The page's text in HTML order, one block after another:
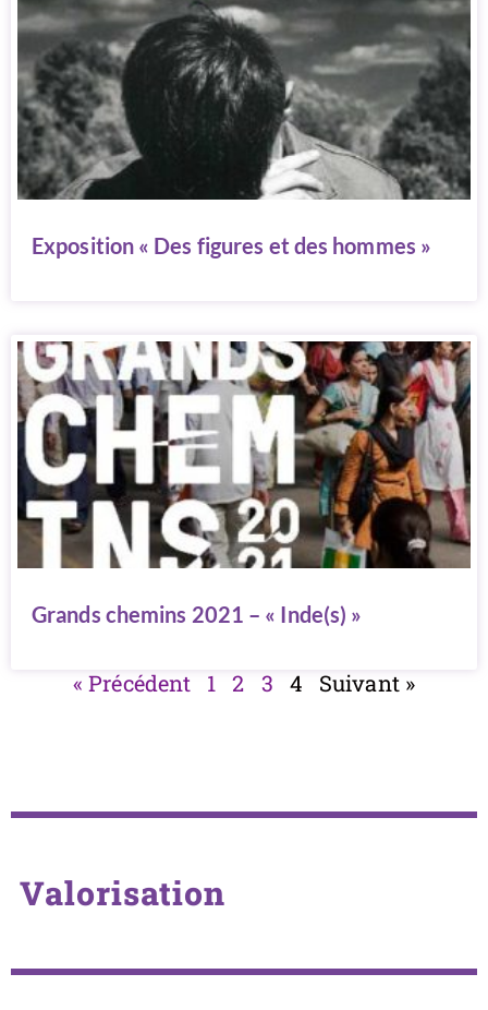
Exposition « Des figures et des hommes »
Grands chemins 2021 – « Inde(s) »
« Précédent 1 2 3 4 Suivant »
Valorisation